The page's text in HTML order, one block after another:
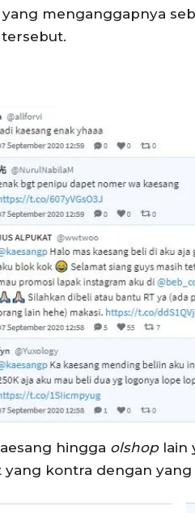
menganggapnya
hingga olshop lain
kontra dengan